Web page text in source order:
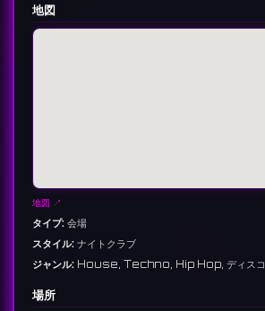
地図
地図 ↗
タイプ: 会場
スタイル: ナイトクラブ
ジャンル: House, Techno, Hip Hop, ディスコ
場所